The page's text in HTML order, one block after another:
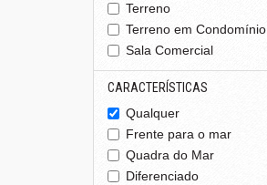
Terreno
Terreno em Condomínio
Sala Comercial
CARACTERÍSTICAS
Qualquer
Frente para o mar
Quadra do Mar
Diferenciado